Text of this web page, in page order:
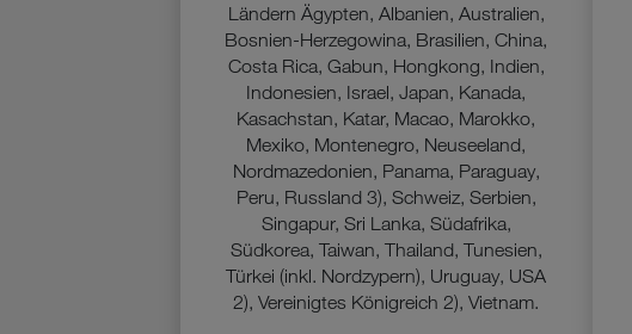
Ländern Ägypten, Albanien, Australien,
Bosnien-Herzegowina, Brasilien, China,
Costa Rica, Gabun, Hongkong, Indien,
Indonesien, Israel, Japan, Kanada,
Kasachstan, Katar, Macao, Marokko,
Mexiko, Montenegro, Neuseeland,
Nordmazedonien, Panama, Paraguay,
Peru, Russland 3), Schweiz, Serbien,
Singapur, Sri Lanka, Südafrika,
Südkorea, Taiwan, Thailand, Tunesien,
Türkei (inkl. Nordzypern), Uruguay, USA
2), Vereinigtes Königreich 2), Vietnam.